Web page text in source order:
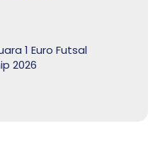
1 Euro Futsal
2026